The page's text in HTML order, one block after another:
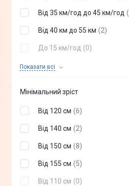
Від 35 км/год до 45 км/год (
Від 40 км до 55 км (2)
До 15 км/год (0)
Показати всiВід 25,1 км/год до 35 км/
год
Понад 55 км/год
Мінімальний зріст
Від 120 см (6)
Від 140 см (2)
Від 150 см (8)
Від 155 см (5)
Від 110 см (0)